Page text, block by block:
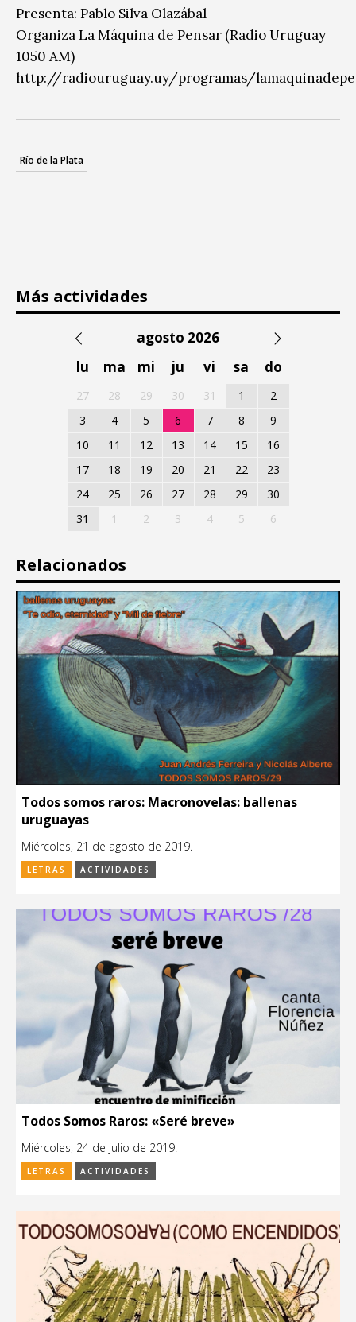
Presenta: Pablo Silva Olazábal
Organiza La Máquina de Pensar (Radio Uruguay
1050 AM)
http://radiouruguay.uy/programas/
Río de la Plata
Más actividades
agosto 2026
lu
ma mi ju vi sa do
27 28 29 30 31 1
2
3
4 5 6 7 8
9
10
11 12 13 14 15
16
17
18 19 20 21 22
23
24
25 26 27 28 29
30
31
1 2 3 4 5 6
Relacionados
Todos somos raros: Macronovelas: ballenas
uruguayas
Miércoles, 21 de agosto de 2019.
LETRAS ACTIVIDADES
Todos Somos Raros: «Seré breve»
Miércoles, 24 de julio de 2019.
LETRAS ACTIVIDADES